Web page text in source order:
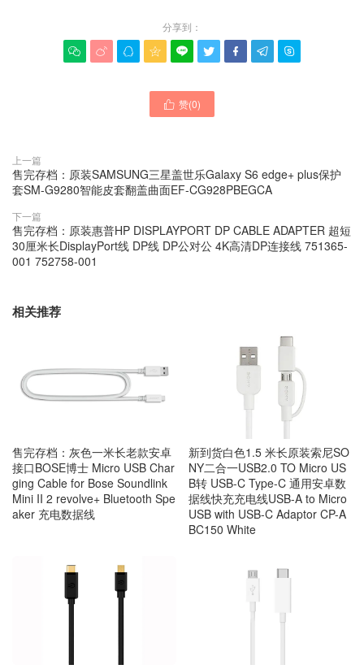
分享到：
        
 赞(0)
上一篇
售完存档：原装SAMSUNG三星盖世乐Galaxy S6 edge+ plus保护
套SM-G9280智能皮套翻盖曲面EF-CG928PBEGCA
下一篇
售完存档：原装惠普HP DISPLAYPORT DP CABLE ADAPTER 超短
30厘米长DisplayPort线 DP线 DP公对公 4K高清DP连接线 751365-
001 752758-001
相关推荐
售完存档：灰色一米长老款安卓
接口BOSE博士 Micro USB Char
ging Cable for Bose Soundlink
Mini II 2 revolve+ Bluetooth Spe
aker 充电数据线
新到货白色1.5 米长原装索尼SO
NY二合一USB2.0 TO Micro US
B转 USB-C Type-C 通用安卓数
据线快充充电线USB-A to Micro
USB with USB-C Adaptor CP-A
BC150 White